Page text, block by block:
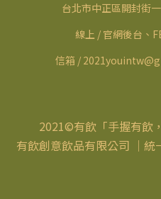
台北市中正區開封街
線上 / 官網後台、
信箱 /
2021©有飲「手握有飲
有飲創意飲品有限公司 ｜統